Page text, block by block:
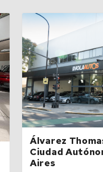
Álvarez
Ciudad
Aires